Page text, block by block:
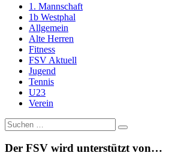
1. Mannschaft
1b Westphal
Allgemein
Alte Herren
Fitness
FSV Aktuell
Jugend
Tennis
U23
Verein
Suche
nach:
Der FSV wird unterstützt von…